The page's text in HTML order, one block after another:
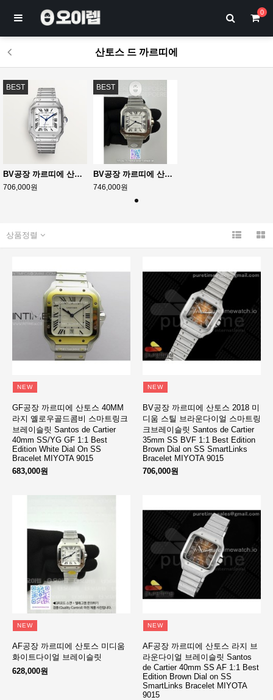
0
산토스 드 까르띠에
BEST
BV공장 까르띠에 산토스 2018 미디움 스틸 화이트다이얼 스마트링크브레이슬릿 Santos De Cartier 35mm SS/SS Wht BVF MY9039
706,000원
BEST
BV공장 까르띠에 산토스 40MM 라지 스마트링크브레이슬릿 Santos de Cartier 40mm White Dial on SS SmartLinks Bracelet MIYOTA 9019
746,000원
상품정렬
NEW
GF공장 까르띠에 산토스 40MM
라지 옐로우골드콤비 스마트링크
브레이슬릿 Santos de Cartier
40mm SS/YG GF 1:1 Best
Edition White Dial On SS
Bracelet MIYOTA 9015
683,000원
NEW
BV공장 까르띠에 산토스 2018 미
디움 스틸 브라운다이얼 스마트링
크브레이슬릿 Santos de Cartier
35mm SS BVF 1:1 Best Edition
Brown Dial on SS SmartLinks
Bracelet MIYOTA 9015
706,000원
NEW
AF공장 까르띠에 산토스 미디움
화이트다이얼 브레이슬릿
628,000원
NEW
AF공장 까르띠에 산토스 라지 브
라운다이얼 브레이슬릿 Santos
de Cartier 40mm SS AF 1:1 Best
Edition Brown Dial on SS
SmartLinks Bracelet MIYOTA
9015